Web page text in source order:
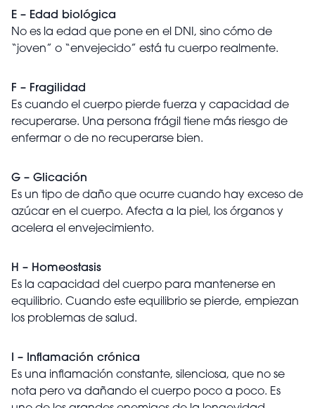
E – Edad biológica
No es la edad que pone en el DNI, sino cómo de
“joven” o “envejecido” está tu cuerpo realmente.
F – Fragilidad
Es cuando el cuerpo pierde fuerza y capacidad de
recuperarse. Una persona frágil tiene más riesgo de
enfermar o de no recuperarse bien.
G – Glicación
Es un tipo de daño que ocurre cuando hay exceso de
azúcar en el cuerpo. Afecta a la piel, los órganos y
acelera el envejecimiento.
H – Homeostasis
Es la capacidad del cuerpo para mantenerse en
equilibrio. Cuando este equilibrio se pierde, empiezan
los problemas de salud.
I – Inflamación crónica
Es una inflamación constante, silenciosa, que no se
nota pero va dañando el cuerpo poco a poco. Es